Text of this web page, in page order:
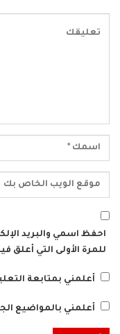
احفظ اسمي والبريد
للمرة الأولى التي أعلق
أعلمني بمتابعة
أعلمني بالمواضيع